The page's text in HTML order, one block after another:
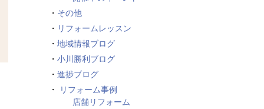
その他
リフォームレッスン
地域情報ブログ
小川勝利ブログ
進捗ブログ
リフォーム事例
店舗リフォーム